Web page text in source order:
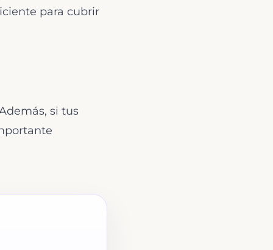
para cubrir
si tus